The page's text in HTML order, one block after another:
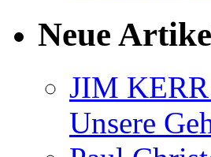
Neue
JIM
Unsere